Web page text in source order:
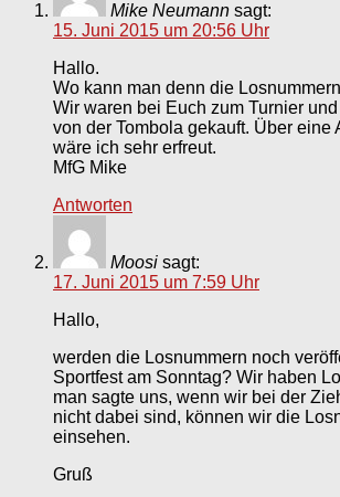
Mike Neumann sagt:
15. Juni 2015 um 20:56 Uhr
Hallo.
Wo kann man denn die
Wir waren bei Euch zum Turnier
von der Tombola gekauft. Über eine
wäre ich sehr erfreut.
MfG Mike
Antworten
Moosi sagt:
17. Juni 2015 um 7:59 Uhr
Hallo,
werden die Losnummern noch
Sportfest am Sonntag? Wir haben
man sagte uns, wenn wir bei der
nicht dabei sind, können wir die
einsehen.
Gruß